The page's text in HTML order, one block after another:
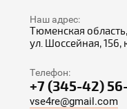
Наш адрес:
Тюменская
ул. Шоссейная, 156,
Телефон:
+7 (345-42)
vse4re@gmail.com